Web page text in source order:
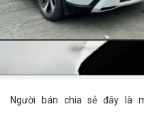
Người bán chia sẻ đây là